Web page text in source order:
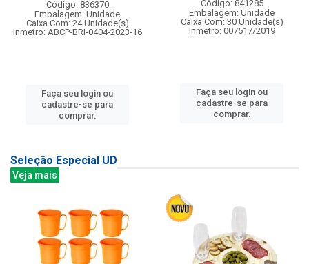
Código: 836370
Embalagem: Unidade
Caixa Com: 24 Unidade(s)
Inmetro: ABCP-BRI-0404-2023-16
Faça seu login ou
cadastre-se para
comprar.
Código: 841285
Embalagem: Unidade
Caixa Com: 30 Unidade(s)
Inmetro: 007517/2019
Faça seu login ou
cadastre-se para
comprar.
Seleção Especial UD
Veja mais